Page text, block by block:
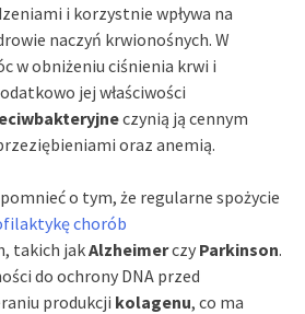
i korzystnie wpływa na
naczyń krwionośnych. W
w obniżeniu ciśnienia krwi i
jej właściwości
czynią ją cennym
oraz anemią.
o tym, że regularne spożycie
chorób
takich jakAlzheimerczy Parkinson.
do ochrony DNA przed
produkcji kolagenu, co ma